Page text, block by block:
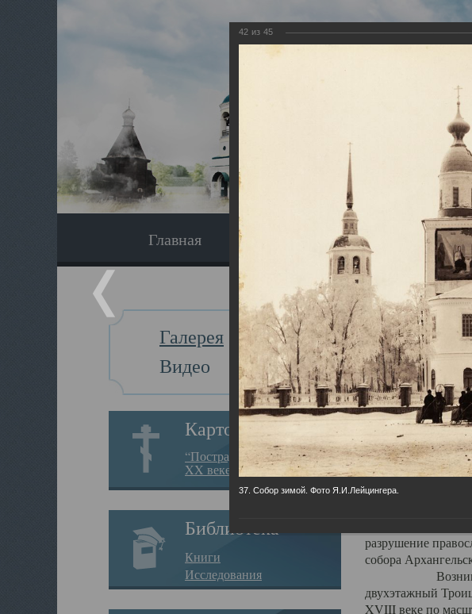
Главная Экскурсия
Галерея
Видео
Картотека
“Пострадавшие за веру в
XX веке на Севере”
Библиотека
Книги
Исследования
Главная Галерея
Свято-Троицкий
23.12.2015
Сегодня мы можем
пострадал от
выдающихся
вызванная
разрушение
собора
Возникнув в
двухэтажный
XVIII веке по
42 из 45
37. Собор зимой. Фото Я.И.Лейцингера.